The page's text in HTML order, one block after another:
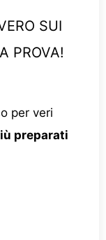
SUI
PROVA!
per veri
preparati